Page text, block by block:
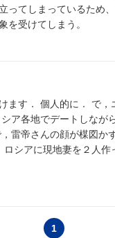
ってしまっているため
を受けてしまう。
ます． 個人的に． で，
ア各地でデートしなが
雷帝さんの顔が楳図か
シアに現地妻を２人作
て戦争を始めるの...
1